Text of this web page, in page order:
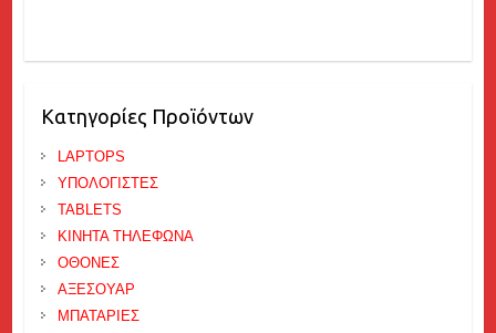
Κατηγορίες Προϊόντων
LAPTOPS
ΥΠΟΛΟΓΙΣΤΕΣ
TABLETS
ΚΙΝΗΤΑ ΤΗΛΕΦΩΝΑ
ΟΘΟΝΕΣ
ΑΞΕΣΟΥΑΡ
ΜΠΑΤΑΡΙΕΣ